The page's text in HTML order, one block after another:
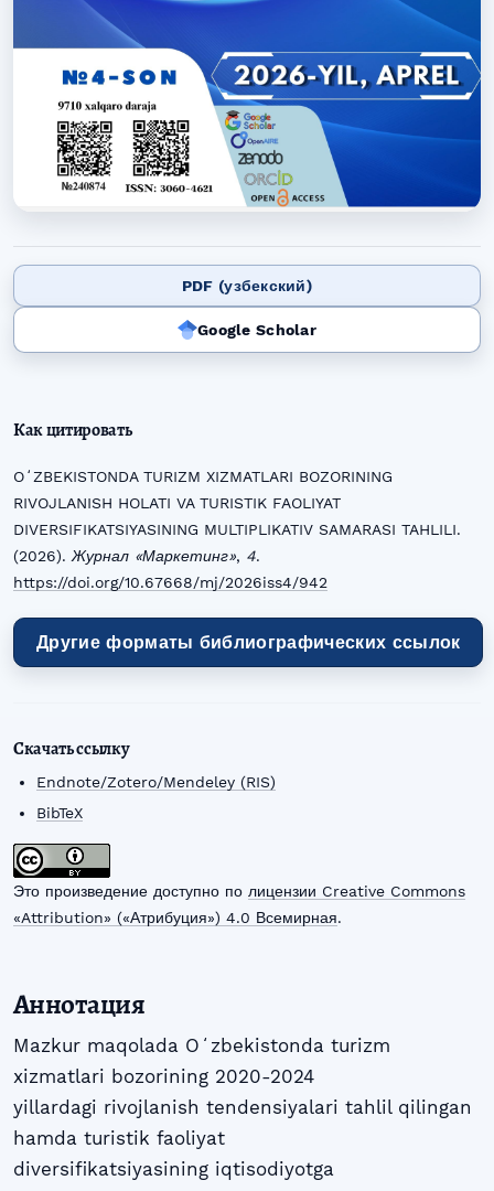
PDF (узбекский)
Google Scholar
Как цитировать
OʻZBEKISTONDA TURIZM XIZMATLARI BOZORINING
RIVOJLANISH HOLATI VA TURISTIK FAOLIYAT
DIVERSIFIKATSIYASINING MULTIPLIKATIV SAMARASI TAHLILI.
(2026). Журнал «Маркетинг», 4.
https://doi.org/10.67668/mj/2026iss4/942
Другие форматы библиографических ссылок
Скачать ссылку
Endnote/Zotero/Mendeley (RIS)
BibTeX
Это произведение доступно по лицензии Creative Commons
«Attribution» («Атрибуция») 4.0 Всемирная.
Аннотация
Mazkur maqolada Oʻzbekistonda turizm
xizmatlari bozorining 2020-2024
yillardagi rivojlanish tendensiyalari tahlil qilingan
hamda turistik faoliyat
diversifikatsiyasining iqtisodiyotga